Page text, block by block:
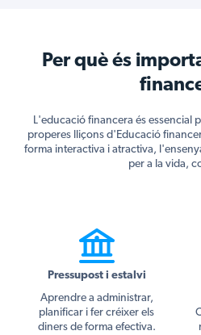
Per què és
L'educació financera és essencial
properes lliçons d'Educació
forma interactiva i atractiva,
per a la vida,
Pressupost i estalvi
Aprendre a administrar,
planificar i fer créixer els
diners de forma efectiva.